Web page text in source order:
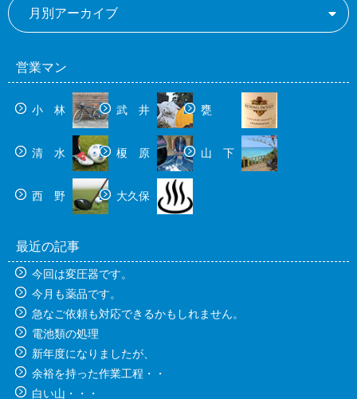
月別アーカイブ
営業マン
小 林 武 井 甕
清 水 榎 原 山 下
西 野 大久保
最近の記事
今回は変圧器です。
今月も薬品です。
急なご依頼も対応できるかもしれません。
電池類の処理
新年度になりましたが、
余裕を持った作業工程・・
白い山・・・